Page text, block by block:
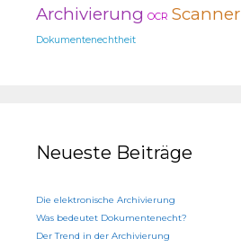
Archivierung OCR Scanner
Dokumentenechtheit
Neueste Beiträge
Die elektronische Archivierung
Was bedeutet Dokumentenecht?
Der Trend in der Archivierung